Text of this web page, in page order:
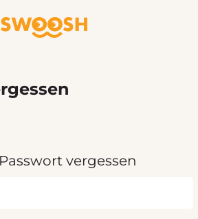
vergessen